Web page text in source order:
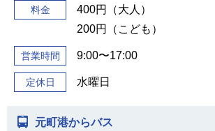
料金
400円（大人）
200円（こども）
営業時間 9:00〜17:00
定休日 水曜日
元町港からバス